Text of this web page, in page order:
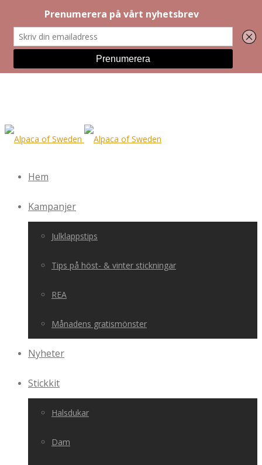
Hem
Kampanjer
Julklappstips
Tips på höst- & vinter stickningar
REA
Månadens gratismönster
Nyheter
Stickkit
Halsdukar
Dam